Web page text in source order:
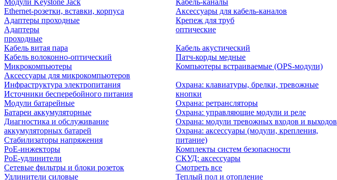
Модули Keystone Jack
Ethernet-розетки, вставки, корпуса
Адаптеры проходные
Кабель-каналы
Аксессуары для кабель-каналов
Крепеж для труб
Адаптеры
проходные
оптические
Кабель витая пара
Кабель волоконно-оптический
Кабель акустический
Патч-корды медные
Микрокомпьютеры
Аксессуары для микрокомпьютеров
Компьютеры встраиваемые (OPS-модули)
Инфраструктура электропитания
Источники бесперебойного питания
Модули батарейные
Батареи аккумуляторные
Диагностика и обслуживание
аккумуляторных батарей
Стабилизаторы напряжения
PoE-инжекторы
PoE-удлинители
Сетевые фильтры и блоки розеток
Удлинители силовые
Охрана: клавиатуры, брелки, тревожные
кнопки
Охрана: ретрансляторы
Охрана: управляющие модули и реле
Охрана: модули тревожных входов и выходов
Охрана: аксессуары (модули, крепления,
питание)
Комплекты систем безопасности
СКУД: аксессуары
Смотреть все
Теплый пол и отопление